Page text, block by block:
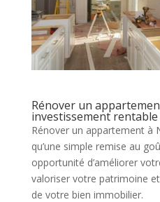
Rénover un
investissement
Rénover un appartement à
qu’une simple remise au
opportunité d’améliorer
valoriser votre patrimoine
de votre bien immobilier.